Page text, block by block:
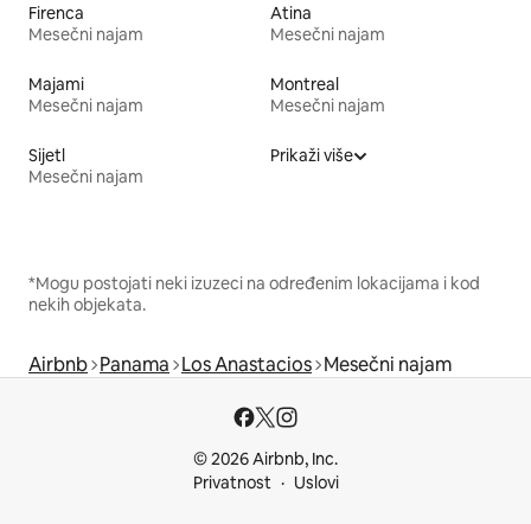
Firenca
Mesečni najam
Atina
Mesečni najam
Majami
Mesečni najam
Montreal
Mesečni najam
Sijetl
Mesečni najam
Prikaži više
*Mogu postojati neki izuzeci na određenim lokacijama i kod
nekih objekata.
Airbnb Panama Los Anastacios Mesečni najam
© 2026 Airbnb, Inc.
Privatnost
Uslovi